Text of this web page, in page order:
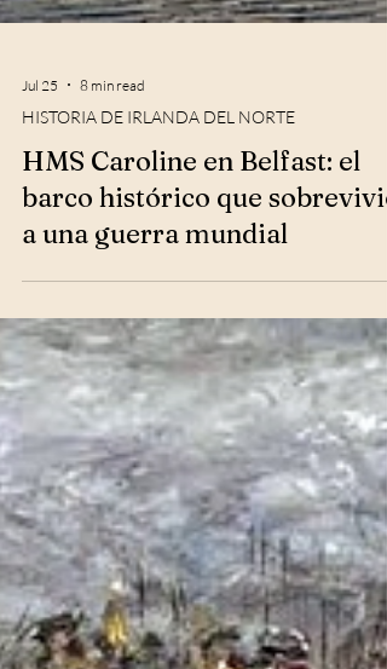
HISTORIA DE IRLANDA DEL NORTE
HMS Caroline en Belfast: el
barco histórico que sobrevivió
a una guerra mundial